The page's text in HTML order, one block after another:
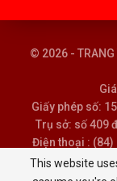
© 2026 - TRANG
Giấy phép số:
Trụ sở: số 409
Điện thoại : (84)
This website